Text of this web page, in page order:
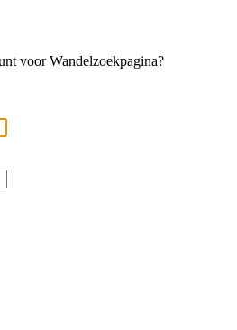
voor Wandelzoekpagina?